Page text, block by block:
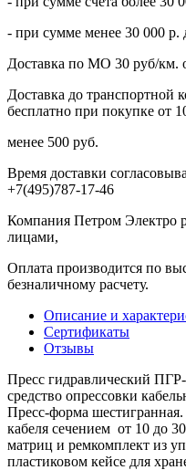
- при сумме менее 30 000 р.
Доставка по МО 30 руб/
Доставка до транспортной
бесплатно при покупке от
менее 500 руб.
Время доставки
+7(495)787-17-46
Компания Петром Электро
лицами,
Оплата производится по
безналичному расчету.
Описание и
Сертификаты
Отзывы
Пресс гидравлический
средство опрессовки
Пресс-форма
кабеля сечением от 10 до
матриц и ремкомплект из
пластиковом кейсе для